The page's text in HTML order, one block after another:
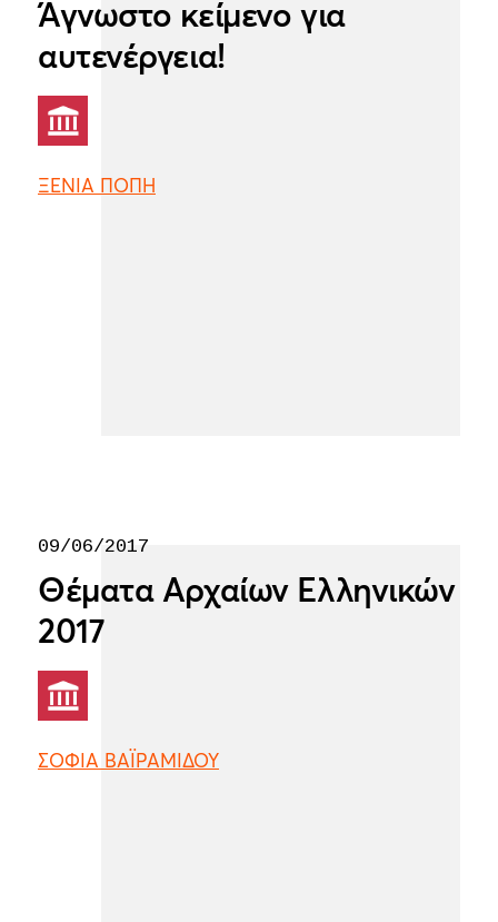
Άγνωστο κείμενο για
αυτενέργεια!
ΞΕΝΙΑ ΠΟΠΗ
09/06/2017
Θέματα Αρχαίων Ελληνικών
2017
ΣΟΦΙΑ ΒΑΪΡΑΜΙΔΟΥ